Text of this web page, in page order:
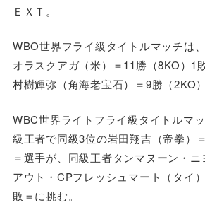
ＥＸＴ。
WBO世界フライ級タイトルマッチは
オラスクアガ（米）＝11勝（8KO）1
村樹輝弥（角海老宝石）＝9勝（2KO
WBC世界ライトフライ級タイトルマ
級王者で同級3位の岩田翔吉（帝拳）
＝選手が、同級王者タンマヌーン・
アウト・CPフレッシュマート（タイ
敗＝に挑む。